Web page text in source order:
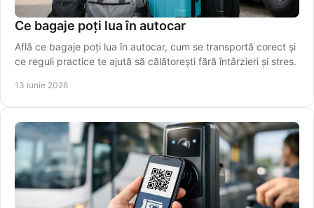
Ce bagaje poți lua în autocar
Află ce bagaje poți lua în autocar, cum se transportă corect și
ce reguli practice te ajută să călătorești fără întârzieri și stres.
13 iunie 2026